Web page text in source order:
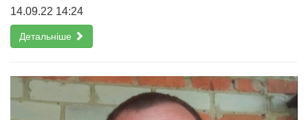
14.09.22 14:24
Детальніше